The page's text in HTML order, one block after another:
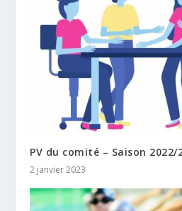
PV du comité – Saison 2022/
2 janvier 2023